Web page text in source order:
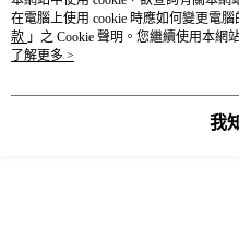
在電腦上使用 cookie 時應如何變更電腦
款 」之 Cookie 聲明。您繼續使用本網
之 Cookie 聲明使用 cookie。
了解更多 >
我